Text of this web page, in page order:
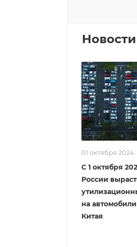
Новости
01 октября 2024
С 1 октября
России
на
Китая